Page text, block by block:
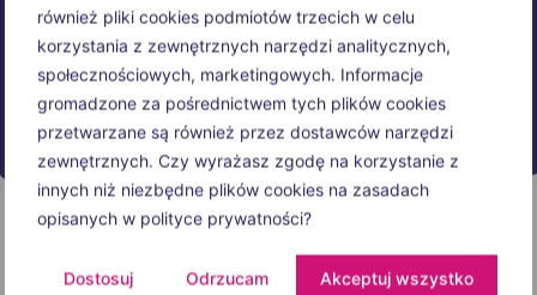
również pliki cookies podmiotów trzecich w celu
korzystania z zewnętrznych narzędzi analitycznych,
społecznościowych, marketingowych. Informacje
gromadzone za pośrednictwem tych plików cookies
przetwarzane są również przez dostawców narzędzi
zewnętrznych. Czy wyrażasz zgodę na korzystanie z
innych niż niezbędne plików cookies na zasadach
opisanych w polityce prywatności?
Dostosuj Odrzucam Akceptuj wszystko